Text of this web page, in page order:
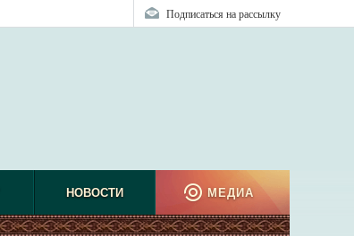
Подписаться на рассылку
НОВОСТИ МЕДИА